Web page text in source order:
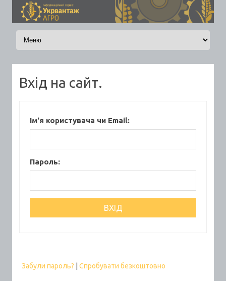
Skip to content
Вхід на сайт.
Ім'я користувача чи Email:
Пароль:
Забули пароль? Спробувати безкоштовно